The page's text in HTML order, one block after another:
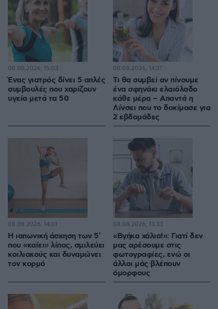
Ένας γιατρός δίνει 5 απλές
συμβουλές που χαρίζουν
υγεία μετά τα 50
08.08.2026, 15:03
Τι θα συμβεί αν πίνουμε
ένα σφηνάκι ελαιόλαδο
κάθε μέρα – Απαντά η
Λίνσει που το δοκίμασε για
2 εβδομάδες
08.08.2026, 14:31
Η ιαπωνική άσκηση των 5′
που «καίει» λίπος, σμιλεύει
κοιλιακούς και δυναμώνει
τον κορμό
08.08.2026, 14:01
«Βγήκα χάλια!»: Γιατί δεν
μας αρέσουμε στις
φωτογραφίες, ενώ οι
άλλοι μάς βλέπουν
όμορφους
08.08.2026, 13:33